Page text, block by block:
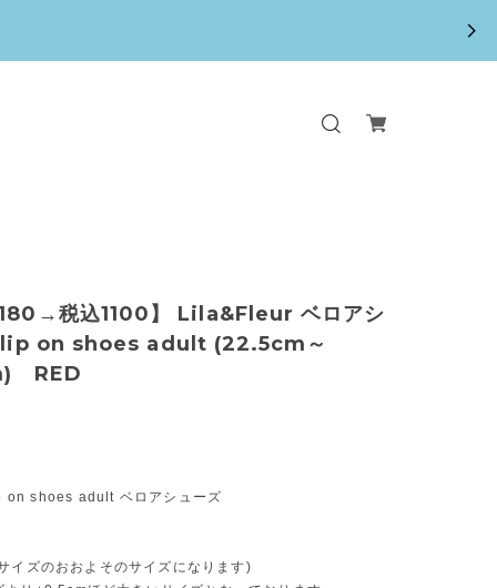
税込1100】 Lila&Fleur ベロアシ
on shoes adult (22.5cm～
RED
on shoes adult ベロアシューズ
イズのおおよそのサイズになります)